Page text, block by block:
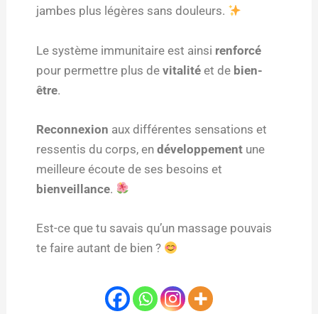
jambes plus légères sans douleurs.
Le système immunitaire est ainsi renforcé
pour permettre plus devitalité et de bien-
être.
Reconnexion aux différentes sensations et
ressentis du corps, endéveloppement une
meilleure écoute de ses besoins et
bienveillance.
Est-ce que tu savais qu’un massage pouvais
te faire autant de bien ?